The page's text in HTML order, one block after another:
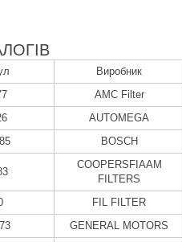
Виробник
AMC Filter
AUTOMEGA
BOSCH
COOPERSFIAAM
FILTERS
FIL FILTER
GENERAL MOTORS